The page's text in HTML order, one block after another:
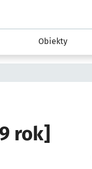
Sport i rekreacja
Obiekty
rok]